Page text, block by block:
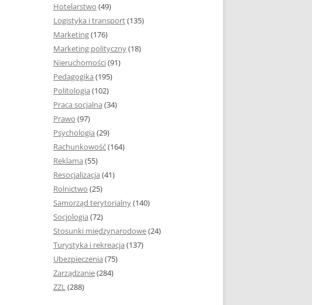
STYL PRACY DYPLOMOWEJ
SPIS TREŚCI W PRACY
DYPLOMOWEJ
WSTĘP PRACY DYPLOMOWEJ
ROZDZIAŁY I PODROZDZIAŁY
ZAKOŃCZENIE PRACY
DYPLOMOWEJ
BIBLIOGRAFIA
SPIS RYSUNKÓW, TABEL I
ZAŁĄCZNIKÓW
TABELE, RYSUNKI ORAZ WYKRESY
Hotelarstwo (49)
Logistyka i transport(135)
Marketing(176)
Marketing polityczny(18)
Nieruchomości(91)
Pedagogika (195)
Politologia (102)
Praca socjalna (34)
Prawo (97)
Psychologia (29)
Rachunkowość(164)
Reklama (55)
Resocjalizacja (41)
Rolnictwo (25)
Samorząd terytorialny(140)
Socjologia (72)
Stosunki międzynarodowe(24)
Turystyka i rekreacja (137)
Ubezpieczenia (75)
Zarządzanie(284)
ZZL(288)